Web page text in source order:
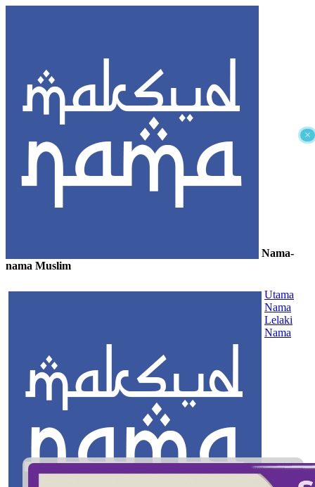
×
Nama-
nama Muslim
Utama
Nama
Lelaki
Nama